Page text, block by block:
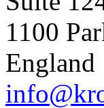
1100
England